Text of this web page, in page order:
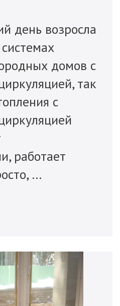
день возросла
домов с
так
с
работает
…